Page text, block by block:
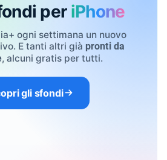
per iPhone
ogni settimana un nuovo
E tanti altri già pronti da
, alcuni gratis per tutti.
gli sfondi